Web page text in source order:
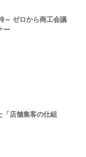
ゼロから商工会議
ー
店舗集客の仕組